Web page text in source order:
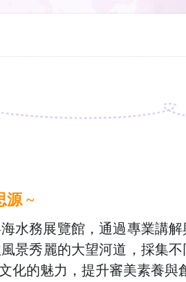
源 ~
水務展覽館，通過專業講
景秀麗的大望河道，採集
化的魅力，提升審美素養與